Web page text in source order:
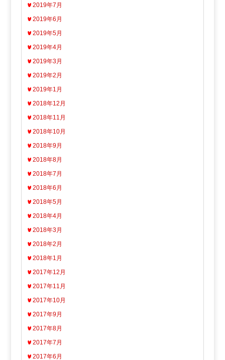
2019年7月
2019年6月
2019年5月
2019年4月
2019年3月
2019年2月
2019年1月
2018年12月
2018年11月
2018年10月
2018年9月
2018年8月
2018年7月
2018年6月
2018年5月
2018年4月
2018年3月
2018年2月
2018年1月
2017年12月
2017年11月
2017年10月
2017年9月
2017年8月
2017年7月
2017年6月